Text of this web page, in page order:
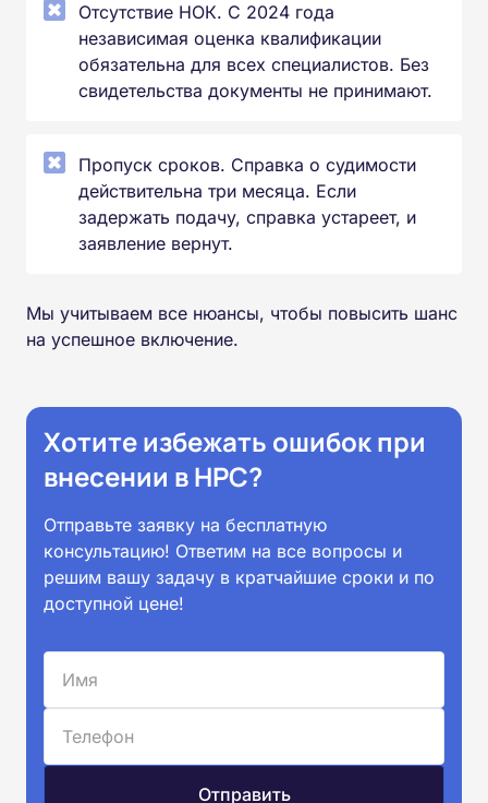
Отсутствие НОК. С 2024 года
независимая оценка квалификации
обязательна для всех специалистов. Без
свидетельства документы не принимают.
Пропуск сроков. Справка о судимости
действительна три месяца. Если
задержать подачу, справка устареет, и
заявление вернут.
Мы учитываем все нюансы, чтобы повысить шанс
на успешное включение.
Хотите избежать ошибок при
внесении в НРС?
Отправьте заявку на бесплатную
консультацию! Ответим на все вопросы и
решим вашу задачу в кратчайшие сроки и по
доступной цене!